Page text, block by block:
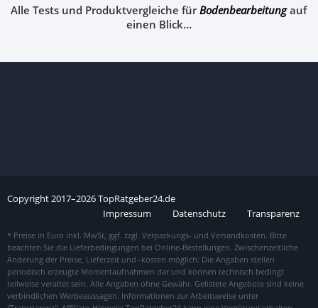
Alle Tests und Produktvergleiche fürBodenbearbeitungauf
einen Blick…
Copyright2017–2026TopRatgeber24.de
Impressum
Datenschutz Transparenz